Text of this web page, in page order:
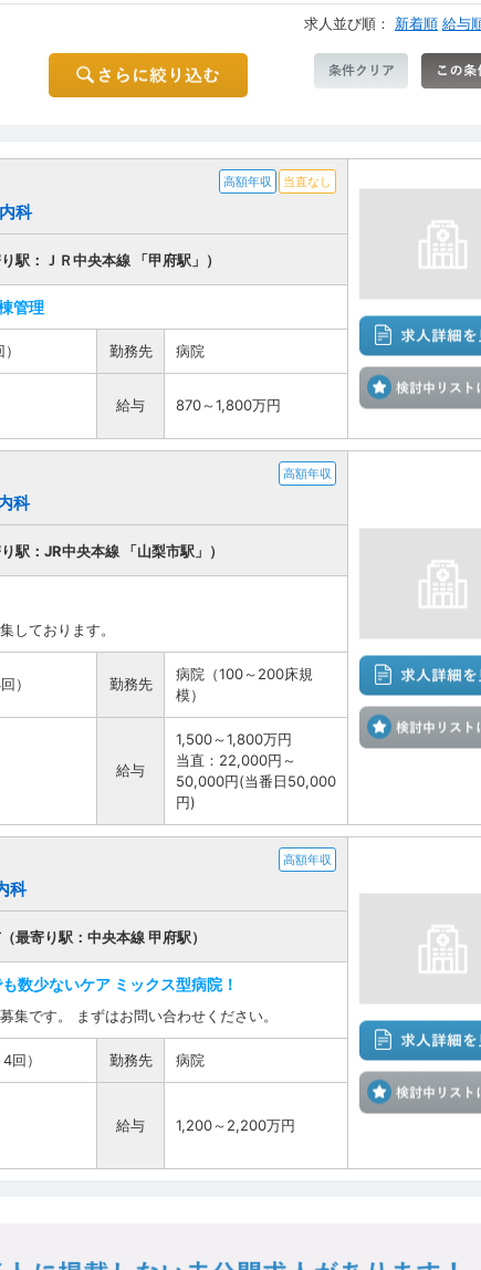
求人並び順： 新着順 給与
高額年収 当直なし
科
駅：ＪＲ中央本線 「甲府駅」）
管理
勤務先 病院
給与 870～1,800万円
高額年収
科
駅：JR中央本線 「山梨市駅」）
しております。
） 勤務先
病院（100～200床規
模）
給与
1,500～1,800万円
当直：22,000円～
50,000円(当番日50,000
円)
高額年収
科
最寄り駅：中央本線 甲府駅）
数少ないケア ミックス型病院！
集です。 まずはお問い合わせください。
回） 勤務先 病院
給与 1,200～2,200万円